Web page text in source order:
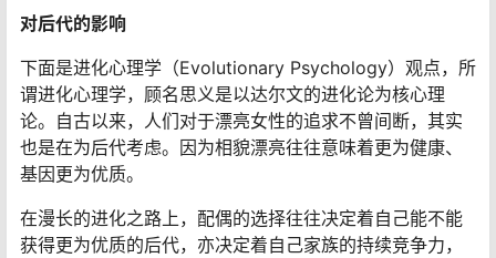
对后代的影响
下面是进化心理学（Evolutionary Psychology）观点，所
谓进化心理学，顾名思义是以达尔文的进化论为核心理
论。自古以来，人们对于漂亮女性的追求不曾间断，其实
也是在为后代考虑。因为相貌漂亮往往意味着更为健康、
基因更为优质。
在漫长的进化之路上，配偶的选择往往决定着自己能不能
获得更为优质的后代，亦决定着自己家族的持续竞争力，